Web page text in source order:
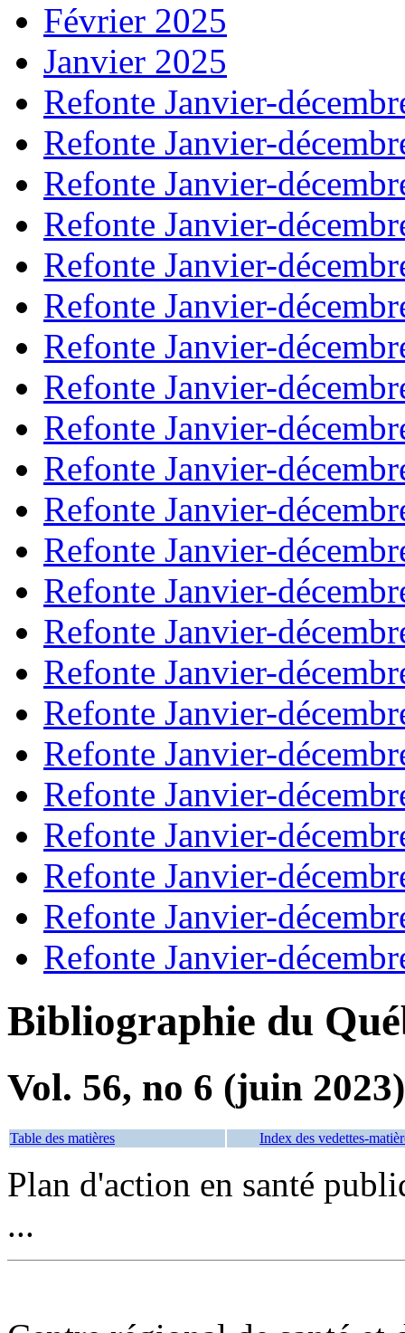
Février 2025
Janvier 2025
Refonte Janvier-
Refonte Janvier-
Refonte Janvier-
Refonte Janvier-
Refonte Janvier-
Refonte Janvier-
Refonte Janvier-
Refonte Janvier-
Refonte Janvier-
Refonte Janvier-
Refonte Janvier-
Refonte Janvier-
Refonte Janvier-
Refonte Janvier-
Refonte Janvier-
Refonte Janvier-
Refonte Janvier-
Refonte Janvier-
Refonte Janvier-
Refonte Janvier-
Refonte Janvier-
Refonte Janvier-
Bibliographie du
Vol. 56, no 6 (juin 2023)
Table des matières Index des vedettes-
Plan d'action en santé
...